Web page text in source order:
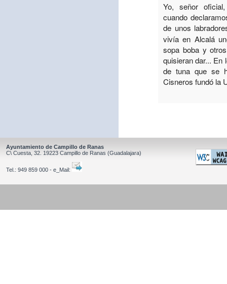
Yo, señor
cuando
de unos
vivía en Alcalá
sopa boba y
quisieran dar... En
de tuna que se
Cisneros fundó la
Ayuntamiento de Campillo de Ranas
C\ Cuesta, 32. 19223 Campillo de Ranas (Guadalajara)
Tel.: 949 859 000 - e_Mail: